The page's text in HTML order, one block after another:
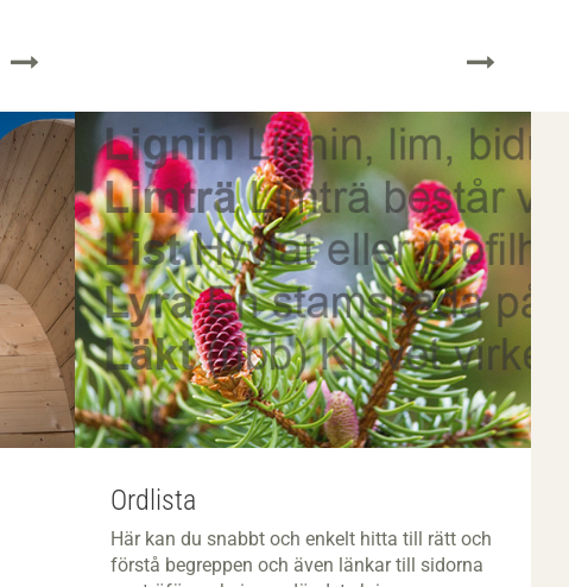
Ordlista
Här kan du snabbt och enkelt hitta till rätt och
förstå begreppen och även länkar till sidorna